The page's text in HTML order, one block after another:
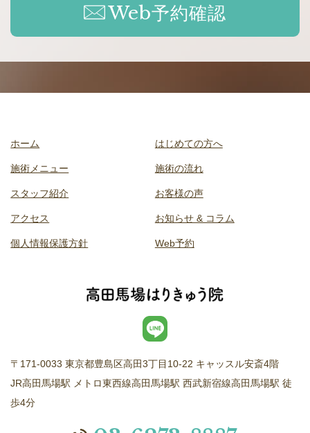
Web予約確認
〒171-0033 東京都豊島区高田3丁目10-22 キャッスル安斎4階
JR高田馬場駅 メトロ東西線高田馬場駅 西武新宿線高田馬場駅 徒
歩4分
ホーム はじめての方へ
施術メニュー 施術の流れ
スタッフ紹介 お客様の声
アクセス お知らせ & コラム
個人情報保護方針 Web予約